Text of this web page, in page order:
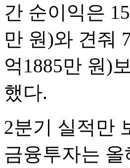
간 순이익은
만 원)와 견줘
억1885만 원)
했다.
2분기 실적만
금융투자는